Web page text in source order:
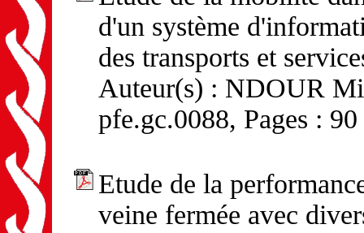
d'un système
des transports et
Auteur(s) : NDOUR
pfe.gc.0088, Pages : 90
Etude de la
veine fermée avec